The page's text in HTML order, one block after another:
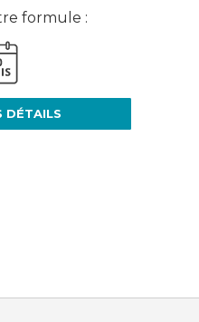
formule :
DÉTAILS